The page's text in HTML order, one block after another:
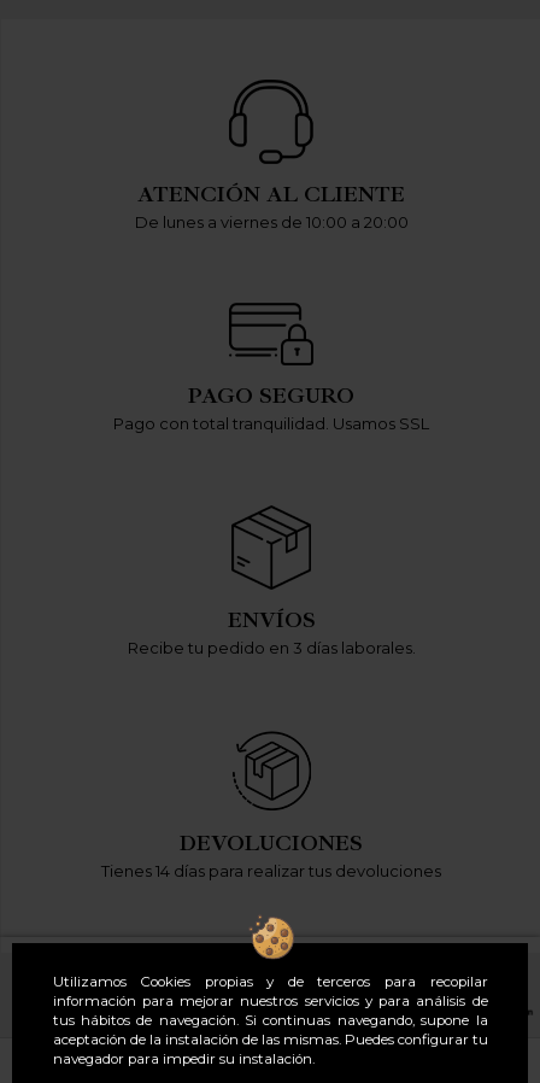
Utilizamos Cookies propias y de terceros para recopilar
información para mejorar nuestros servicios y para análisis de
tus hábitos de navegación. Si continuas navegando, supone la
aceptación de la instalación de las mismas. Puedes configurar tu
navegador para impedir su instalación.
ATENCIÓN AL CLIENTE
De lunes a viernes de 10:00 a 20:00
PAGO SEGURO
Pago con total tranquilidad. Usamos SSL
ENVÍOS
Recibe tu pedido en 3 días laborales.
DEVOLUCIONES
Tienes 14 días para realizar tus devoluciones